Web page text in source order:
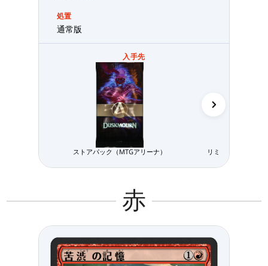
処置
通常版
入手先
ストアパック（MTGアリーナ） リミテッド用パッ
赤